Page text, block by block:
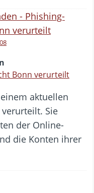
Bonn verurteilt
aktuellen
Sie
der Online-
die Konten ihrer